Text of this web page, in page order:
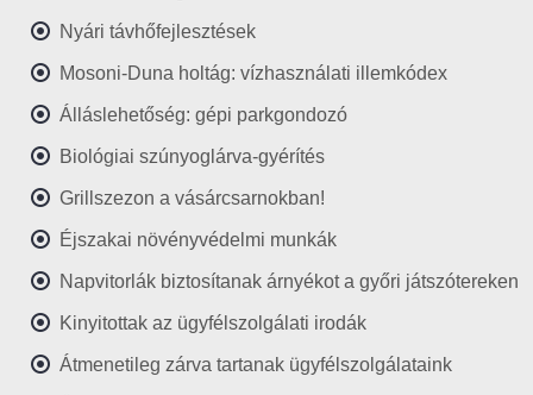
Nyári távhőfejlesztések
Mosoni-Duna holtág: vízhasználati illemkódex
Álláslehetőség: gépi parkgondozó
Biológiai szúnyoglárva-gyérítés
Grillszezon a vásárcsarnokban!
Éjszakai növényvédelmi munkák
Napvitorlák biztosítanak árnyékot a győri játszótereken
Kinyitottak az ügyfélszolgálati irodák
Átmenetileg zárva tartanak ügyfélszolgálataink